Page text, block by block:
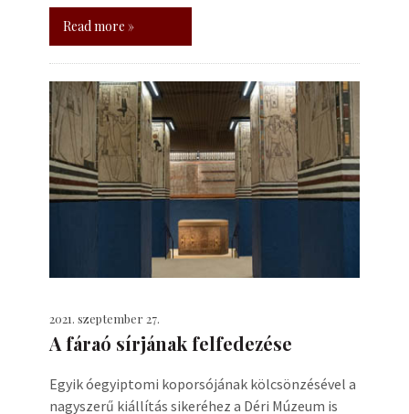
Read more »
2021. szeptember 27.
A fáraó sírjának felfedezése
Egyik óegyiptomi koporsójának kölcsönzésével a
nagyszerű kiállítás sikeréhez a Déri Múzeum is